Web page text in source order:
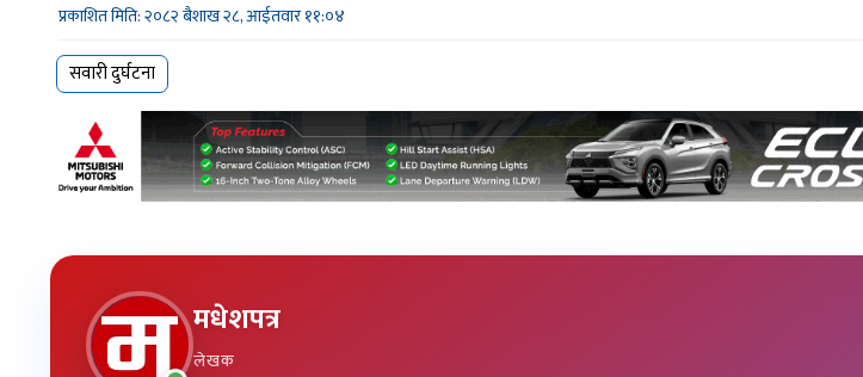
प्रकाशित मिति: २०८२ बैशाख २८, आईतवार ११:०४
सवारी दुर्घटना
मधेशपत्र
लेखक